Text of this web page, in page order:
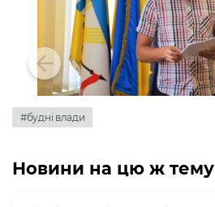
#будні влади
Новини на цю ж тему